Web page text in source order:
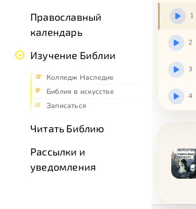
Православный
календарь
Изучение Библии
Колледж Наследие
Библия в искусстве
Записаться
Читать Библию
Рассылки и
уведомления
1
2
3
4